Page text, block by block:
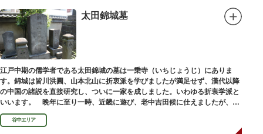
太田錦城墓
江戸中期の儒学者である太田錦城の墓は一乗寺（いちじょうじ）にありま
す。錦城は皆川洪圓、山本北山に折衷派を学びましたが満足せず、漢代以降
の中国の諸説を直接研究し、ついに一家を成しました。いわゆる折衷学派と
いいます。 晩年に至り一時、近畿に遊び、老中吉田候に仕えましたが、前
田家に賓使としてまぬかれ、三百石を給せられました。
谷中エリア